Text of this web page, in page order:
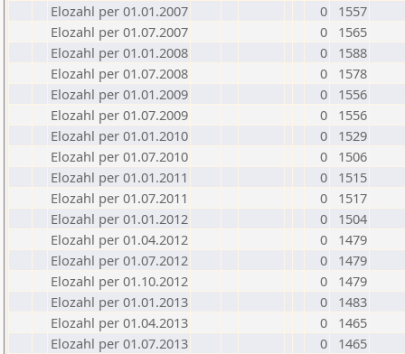
Elozahl per 01.01.2007
0
1557
Elozahl per 01.07.2007
0
1565
Elozahl per 01.01.2008
0
1588
Elozahl per 01.07.2008
0
1578
Elozahl per 01.01.2009
0
1556
Elozahl per 01.07.2009
0
1556
Elozahl per 01.01.2010
0
1529
Elozahl per 01.07.2010
0
1506
Elozahl per 01.01.2011
0
1515
Elozahl per 01.07.2011
0
1517
Elozahl per 01.01.2012
0
1504
Elozahl per 01.04.2012
0
1479
Elozahl per 01.07.2012
0
1479
Elozahl per 01.10.2012
0
1479
Elozahl per 01.01.2013
0
1483
Elozahl per 01.04.2013
0
1465
Elozahl per 01.07.2013
0
1465